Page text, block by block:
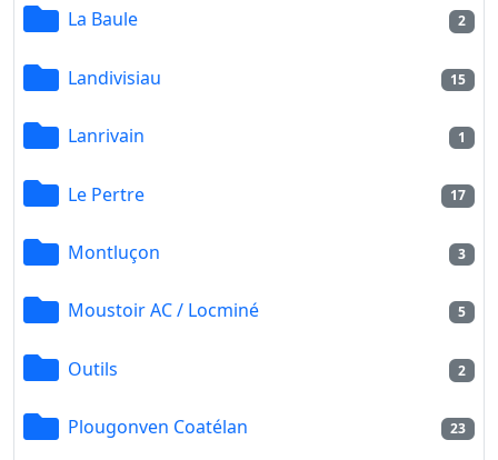
La Baule 2
Landivisiau 15
Lanrivain 1
Le Pertre 17
Montluçon 3
Moustoir AC / Locminé 5
Outils 2
Plougonven Coatélan 23